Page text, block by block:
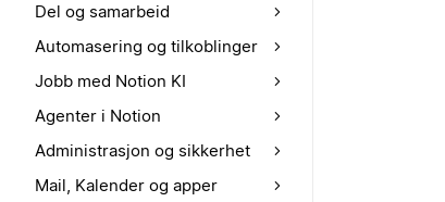
Del og samarbeid
Automasering og tilkoblinger
Jobb med Notion KI
Agenter i Notion
Administrasjon og sikkerhet
Mail, Kalender og apper